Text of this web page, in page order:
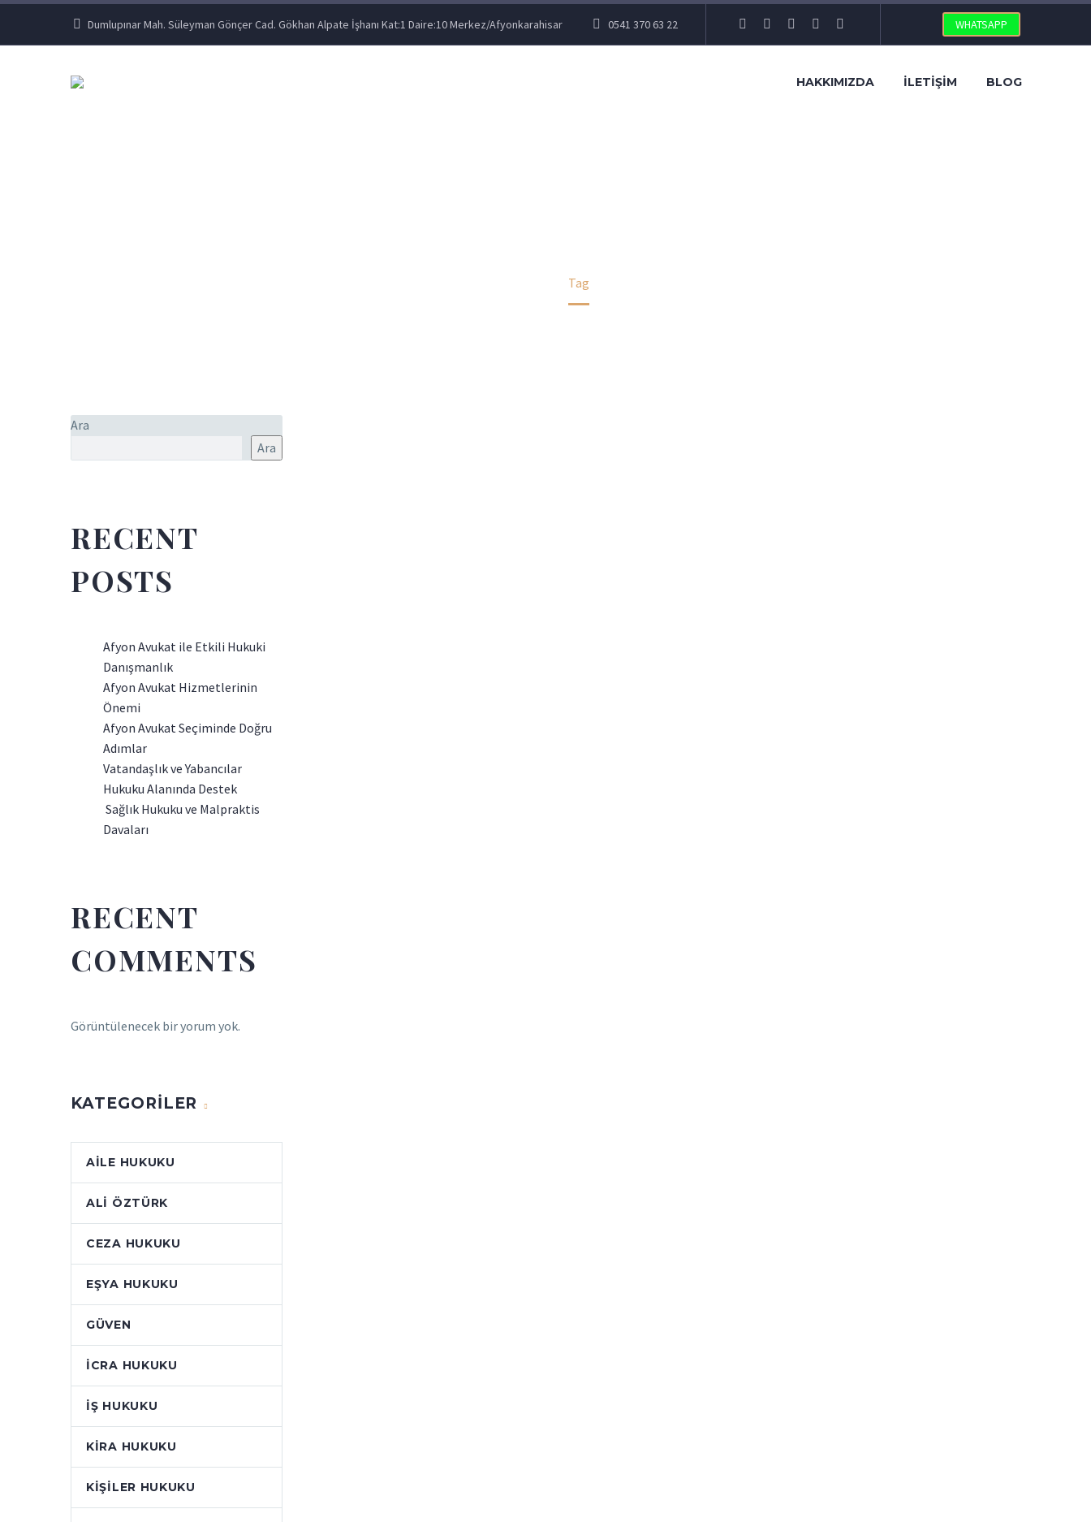
Dumlupınar Mah. Süleyman Gönçer Cad. Gökhan Alpate İşhanı Kat:1 Daire:10 Merkez/Afyonkarahisar 0541 370 63 22 WHATSAPP
HAKKIMIZDA İLETIŞIM BLOG
Tag
Ara
Ara
RECENT
POSTS
Afyon Avukat ile Etkili Hukuki
Danışmanlık
Afyon Avukat Hizmetlerinin
Önemi
Afyon Avukat Seçiminde Doğru
Adımlar
Vatandaşlık ve Yabancılar
Hukuku Alanında Destek
Sağlık Hukuku ve Malpraktis
Davaları
RECENT
COMMENTS
Görüntülenecek bir yorum yok.
KATEGORILER
AILE HUKUKU
ALI ÖZTÜRK
CEZA HUKUKU
EŞYA HUKUKU
GÜVEN
İCRA HUKUKU
İŞ HUKUKU
KIRA HUKUKU
KIŞILER HUKUKU